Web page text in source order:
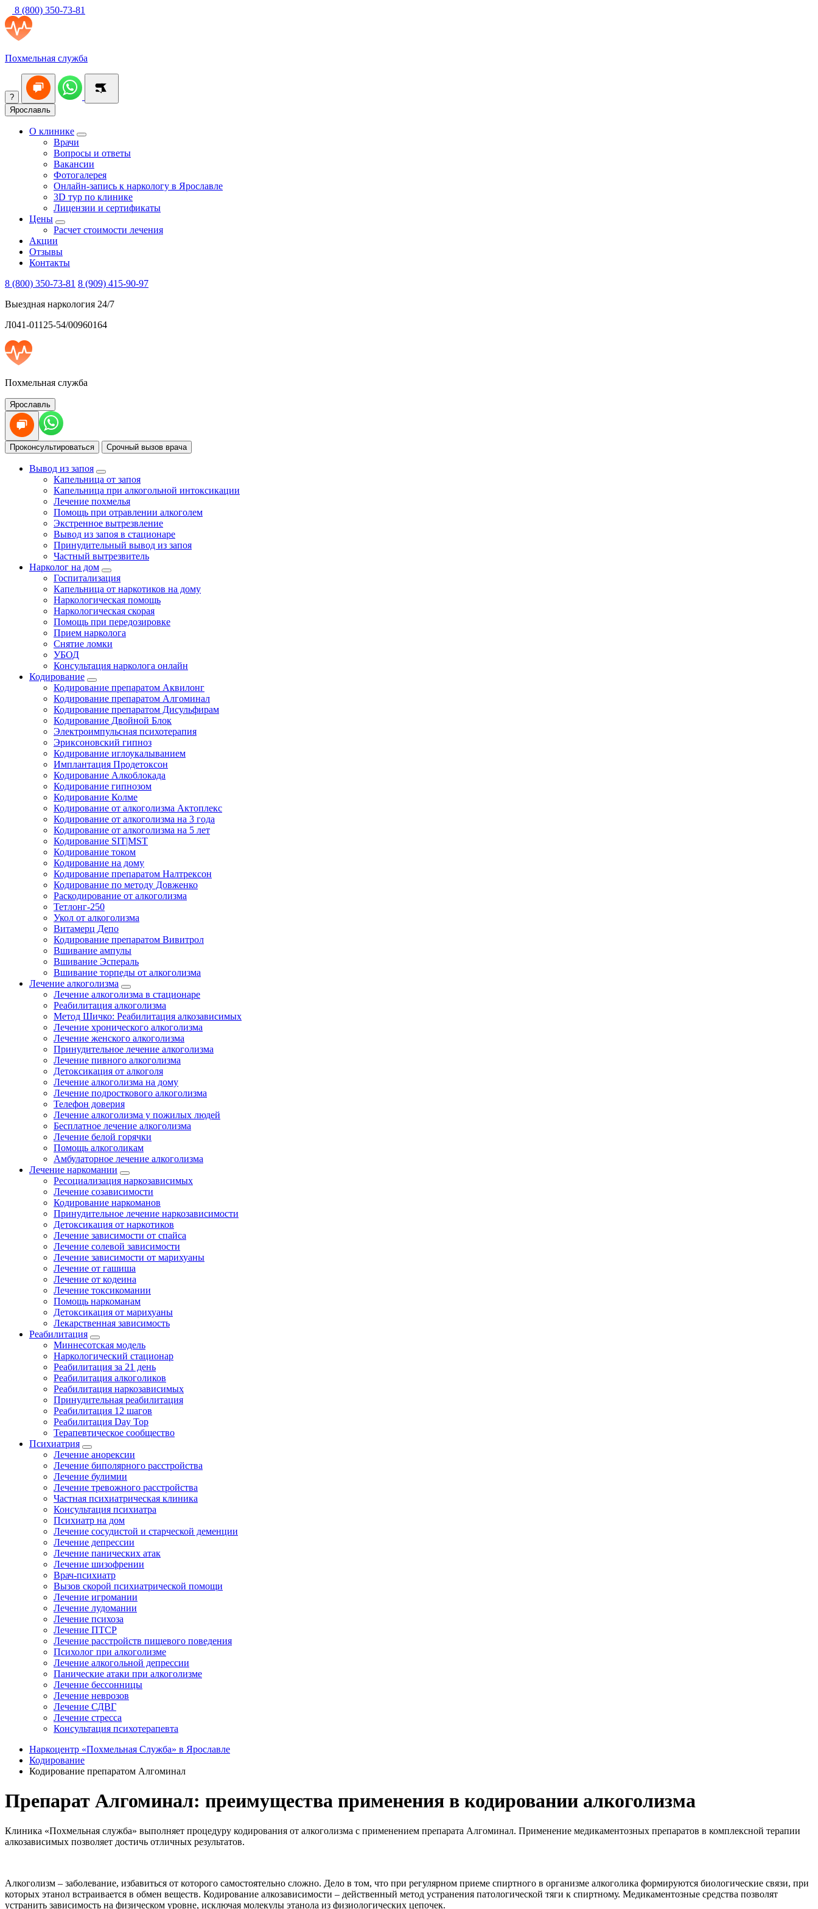
8 (800) 350-73-81
Похмельная служба
?
Ярославль
О клинике
Врачи
Вопросы и ответы
Вакансии
Фотогалерея
Онлайн-запись к наркологу в Ярославле
3D тур по клинике
Лицензии и сертификаты
Цены
Расчет стоимости лечения
Акции
Отзывы
Контакты
8 (800) 350-73-81 8 (909) 415-90-97
Выездная наркология 24/7
Л041-01125-54/00960164
Похмельная служба
Ярославль
Проконсультироваться Срочный вызов врача
Вывод из запоя
Капельница от запоя
Капельница при алкогольной интоксикации
Лечение похмелья
Помощь при отравлении алкоголем
Экстренное вытрезвление
Вывод из запоя в стационаре
Принудительный вывод из запоя
Частный вытрезвитель
Нарколог на дом
Госпитализация
Капельница от наркотиков на дому
Наркологическая помощь
Наркологическая скорая
Помощь при передозировке
Прием нарколога
Снятие ломки
УБОД
Консультация нарколога онлайн
Кодирование
Кодирование препаратом Аквилонг
Кодирование препаратом Алгоминал
Кодирование препаратом Дисульфирам
Кодирование Двойной Блок
Электроимпульсная психотерапия
Эриксоновский гипноз
Кодирование иглоукалыванием
Имплантация Продетоксон
Кодирование Алкоблокада
Кодирование гипнозом
Кодирование Колме
Кодирование от алкоголизма Актоплекс
Кодирование от алкоголизма на 3 года
Кодирование от алкоголизма на 5 лет
Кодирование SIT|MST
Кодирование током
Кодирование на дому
Кодирование препаратом Налтрексон
Кодирование по методу Довженко
Раскодирование от алкоголизма
Тетлонг-250
Укол от алкоголизма
Витамерц Депо
Кодирование препаратом Вивитрол
Вшивание ампулы
Вшивание Эспераль
Вшивание торпеды от алкоголизма
Лечение алкоголизма
Лечение алкоголизма в стационаре
Реабилитация алкоголизма
Метод Шичко: Реабилитация алкозависимых
Лечение хронического алкоголизма
Лечение женского алкоголизма
Принудительное лечение алкоголизма
Лечение пивного алкоголизма
Детоксикация от алкоголя
Лечение алкоголизма на дому
Лечение подросткового алкоголизма
Телефон доверия
Лечение алкоголизма у пожилых людей
Бесплатное лечение алкоголизма
Лечение белой горячки
Помощь алкоголикам
Амбулаторное лечение алкоголизма
Лечение наркомании
Ресоциализация наркозависимых
Лечение созависимости
Кодирование наркоманов
Принудительное лечение наркозависимости
Детоксикация от наркотиков
Лечение зависимости от спайса
Лечение солевой зависимости
Лечение зависимости от марихуаны
Лечение от гашиша
Лечение от кодеина
Лечение токсикомании
Помощь наркоманам
Детоксикация от марихуаны
Лекарственная зависимость
Реабилитация
Миннесотская модель
Наркологический стационар
Реабилитация за 21 день
Реабилитация алкоголиков
Реабилитация наркозависимых
Принудительная реабилитация
Реабилитация 12 шагов
Реабилитация Day Top
Терапевтическое сообщество
Психиатрия
Лечение анорексии
Лечение биполярного расстройства
Лечение булимии
Лечение тревожного расстройства
Частная психиатрическая клиника
Консультация психиатра
Психиатр на дом
Лечение сосудистой и старческой деменции
Лечение депрессии
Лечение панических атак
Лечение шизофрении
Врач-психиатр
Вызов скорой психиатрической помощи
Лечение игромании
Лечение лудомании
Лечение психоза
Лечение ПТСР
Лечение расстройств пищевого поведения
Психолог при алкоголизме
Лечение алкогольной депрессии
Панические атаки при алкоголизме
Лечение бессонницы
Лечение неврозов
Лечение СДВГ
Лечение стресса
Консультация психотерапевта
Наркоцентр «Похмельная Служба» в Ярославле
Кодирование
Кодирование препаратом Алгоминал
Препарат Алгоминал: преимущества применения в кодировании алкоголизма
Клиника «Похмельная служба» выполняет процедуру кодирования от алкоголизма с применением препарата Алгоминал. Применение медикаментозных препаратов в комплексной терапии
алкозависимых позволяет достичь отличных результатов.
Алкоголизм – заболевание, избавиться от которого самостоятельно сложно. Дело в том, что при регулярном приеме спиртного в организме алкоголика формируются биологические связи, при
которых этанол встраивается в обмен веществ. Кодирование алкозависимости – действенный метод устранения патологической тяги к спиртному. Медикаментозные средства позволят
устранить зависимость на физическом уровне, исключая молекулы этанола из физиологических цепочек.